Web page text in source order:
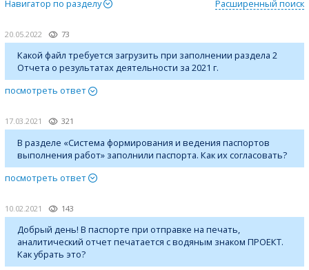
Навигатор по разделу Расширенный поиск
20.05.2022 73
Какой файл требуется загрузить при заполнении раздела 2
Отчета о результатах деятельности за 2021 г.
посмотреть ответ
17.03.2021 321
В разделе «Система формирования и ведения паспортов
выполнения работ» заполнили паспорта. Как их согласовать?
посмотреть ответ
10.02.2021 143
Добрый день! В паспорте при отправке на печать,
аналитический отчет печатается с водяным знаком ПРОЕКТ.
Как убрать это?